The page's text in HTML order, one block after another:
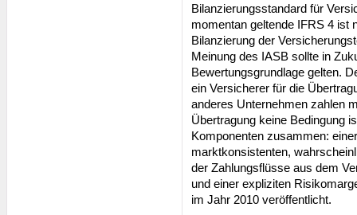
Bilanzierungsstandard für
momentan geltende IFRS 4 ist
Bilanzierung der
Meinung des IASB sollte in
Bewertungsgrundlage gelten.
ein Versicherer für die
anderes Unternehmen zahlen
Übertragung keine Bedingung
Komponenten zusammen:
marktkonsistenten,
der Zahlungsflüsse aus dem
und einer expliziten
im Jahr 2010 veröffentlicht.